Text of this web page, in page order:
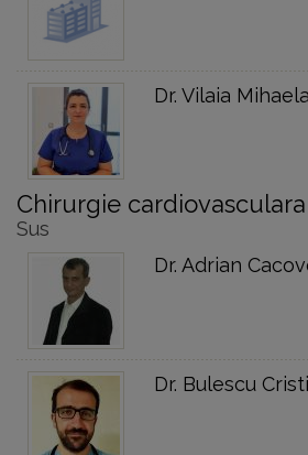
Dr. Vilaia Mihaela
Chirurgie cardiovasculara
Sus
Dr. Adrian
Dr. Bulescu